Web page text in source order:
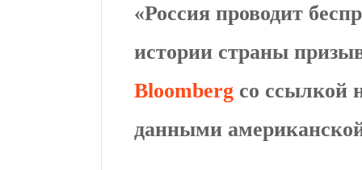
«Россия проводит
истории страны
Bloomberg cо ссылкой
данными